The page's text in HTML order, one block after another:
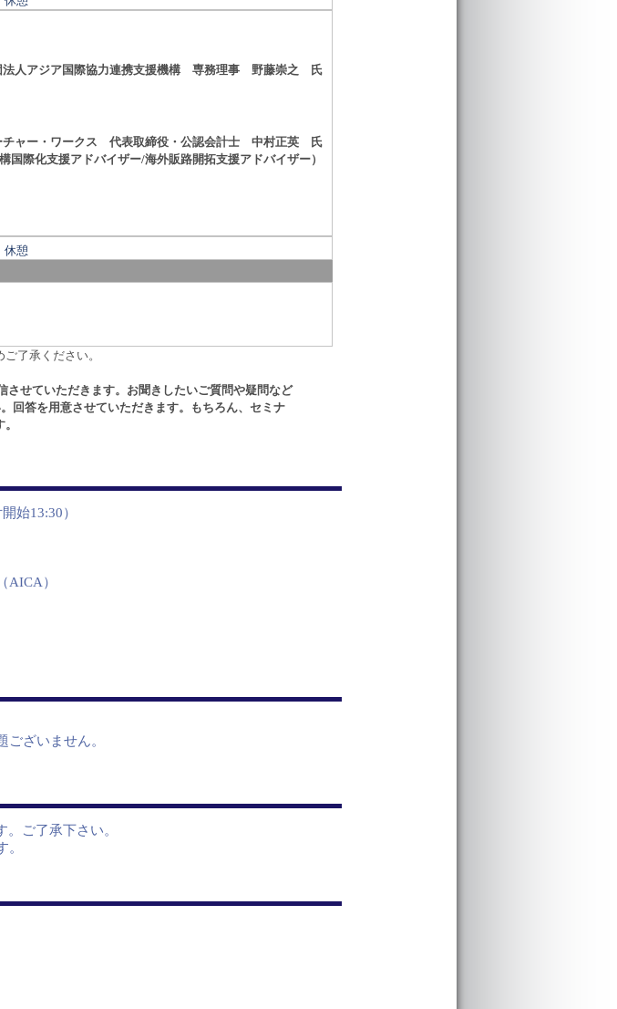
法人アジア国際協力連携支援機構 専務理事 野藤崇之 氏
チャー・ワークス 代表取締役・公認会計士 中村正英 氏
構国際化支援アドバイザー/海外販路開拓支援アドバイザー）
憩
了承ください。
させていただきます。お聞きしたいご質問や疑問など
回答を用意させていただきます。もちろん、セミナ
始13:30）
AICA）
ざいません。
ご了承下さい。